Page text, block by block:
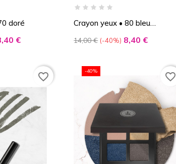
doré
€
Crayon yeux • 80 bleu
Prix
14,00 € -40% Prix
8,40 €
favorite_border -40% favorite_border